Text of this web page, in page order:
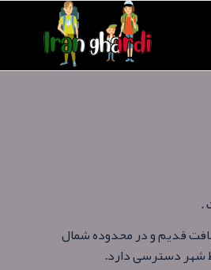
.
قدیم و در محدوده شمال
شهر دسترسی دارد.